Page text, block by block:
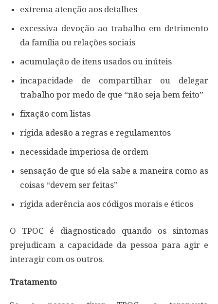
extrema atenção aos detalhes
excessiva devoção ao trabalho em detrimento
da família ou relações sociais
acumulação de itens usados ou inúteis
incapacidade de compartilhar ou delegar
trabalho por medo de que “não seja bem feito”
fixação com listas
rígida adesão a regras e regulamentos
necessidade imperiosa de ordem
sensação de que só ela sabe a maneira como as
coisas “devem ser feitas”
rígida aderência aos códigos morais e éticos
O TPOC é diagnosticado quando os sintomas
prejudicam a capacidade da pessoa para agir e
interagir com os outros.
Tratamento